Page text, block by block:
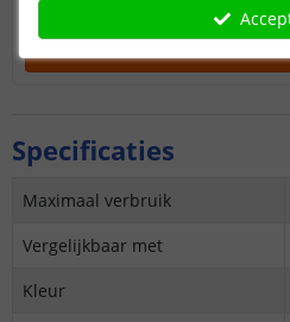
IN WINKELWAGEN
Specificaties
Maximaal verbruik
Vergelijkbaar met
Kleur